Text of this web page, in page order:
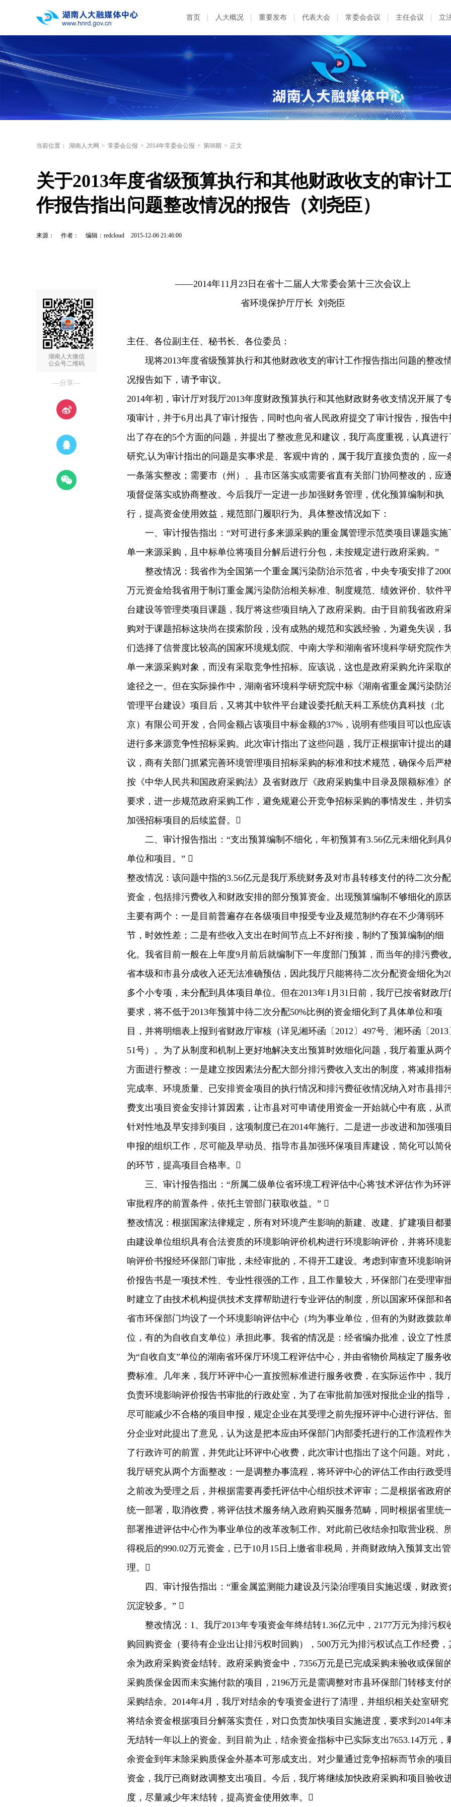
首页 人大概况 重要发布 代表大会 常委会会议 主任会议 立
当前位置： 湖南人大网 > 常委会公报 > 2014年常委会公报 > 第08期 > 正文
关于2013年度省级预算执行和其他财政收支的审计
作报告指出问题整改情况的报告（刘尧臣）
来源： 作者： 编辑：redcloud 2015-12-06 21:46:00
湖南人大微信
公众号二维码
—分享—
——2014年11月23日在省十二届人大常委会第十三次会议上
省环境保护厅厅长 刘尧臣
主任、各位副主任、秘书长、各位委员：
现将2013年度省级预算执行和其他财政收支的审计工作报告指出问题的整改
况报告如下，请予审议。
2014年初，审计厅对我厅2013年度财政预算执行和其他财政财务收支情况开展了
项审计，并于6月出具了审计报告，同时也向省人民政府提交了审计报告，报告中
出了存在的5个方面的问题，并提出了整改意见和建议，我厅高度重视，认真进行
研究,认为审计指出的问题是实事求是、客观中肯的，属于我厅直接负责的，应一
一条落实整改；需要市（州）、县市区落实或需要省直有关部门协同整改的，应
项督促落实或协商整改。今后我厅一定进一步加强财务管理，优化预算编制和执
行，提高资金使用效益，规范部门履职行为。具体整改情况如下：
一、审计报告指出：“对可进行多来源采购的重金属管理示范类项目课题实施
单一来源采购，且中标单位将项目分解后进行分包，未按规定进行政府采购。”
整改情况：我省作为全国第一个重金属污染防治示范省，中央专项安排了
万元资金给我省用于制订重金属污染防治相关标准、制度规范、绩效评价、软件
台建设等管理类项目课题，我厅将这些项目纳入了政府采购。由于目前我省政府
购对于课题招标这块尚在摸索阶段，没有成熟的规范和实践经验，为避免失误，
们选择了信誉度比较高的国家环境规划院、中南大学和湖南省环境科学研究院作
单一来源采购对象，而没有采取竞争性招标。应该说，这也是政府采购允许采取
途径之一。但在实际操作中，湖南省环境科学研究院中标《湖南省重金属污染防
管理平台建设》项目后，又将其中软件平台建设委托航天科工系统仿真科技（北
京）有限公司开发，合同金额占该项目中标金额的37%，说明有些项目可以也应该
进行多来源竞争性招标采购。此次审计指出了这些问题，我厅正根据审计提出的
议，商有关部门抓紧完善环境管理项目招标采购的标准和技术规范，确保今后严
按《中华人民共和国政府采购法》及省财政厅《政府采购集中目录及限额标准》
要求，进一步规范政府采购工作，避免规避公开竞争招标采购的事情发生，并切
加强招标项目的后续监督。
二、审计报告指出：“支出预算编制不细化，年初预算有3.56亿元未细化到具
单位和项目。” 
整改情况：该问题中指的3.56亿元是我厅系统财务及对市县转移支付的待二次分配
资金，包括排污费收入和财政安排的部分预算资金。出现预算编制不够细化的原因
主要有两个：一是目前普遍存在各级项目申报受专业及规范制约存在不少薄弱环
节，时效性差；二是有些收入支出在时间节点上不好衔接，制约了预算编制的细
化。我省目前一般在上年度9月前后就编制下一年度部门预算，而当年的排污费收
省本级和市县分成收入还无法准确预估，因此我厅只能将待二次分配资金细化为
多个小专项，未分配到具体项目单位。但在2013年1月31日前，我厅已按省财政厅
要求，将不低于2013年预算中待二次分配50%比例的资金细化到了具体单位和项
目，并将明细表上报到省财政厅审核（详见湘环函〔2012〕497号、湘环函〔2013
51号）。为了从制度和机制上更好地解决支出预算时效细化问题，我厅着重从两
方面进行整改：一是建立按因素法分配大部分排污费收入支出的制度，将减排指
完成率、环境质量、已安排资金项目的执行情况和排污费征收情况纳入对市县排
费支出项目资金安排计算因素，让市县对可申请使用资金一开始就心中有底，从
针对性地及早安排到项目，这项制度已在2014年施行。二是进一步改进和加强项目
申报的组织工作，尽可能及早动员、指导市县加强环保项目库建设，简化可以简
的环节，提高项目合格率。
三、审计报告指出：“所属二级单位省环境工程评估中心将'技术评估'作为环评
审批程序的前置条件，依托主管部门获取收益。” 
整改情况：根据国家法律规定，所有对环境产生影响的新建、改建、扩建项目都
由建设单位组织具有合法资质的环境影响评价机构进行环境影响评价，并将环境
响评价书报经环保部门审批，未经审批的，不得开工建设。考虑到审查环境影响
价报告书是一项技术性、专业性很强的工作，且工作量较大，环保部门在受理审
时建立了由技术机构提供技术支撑帮助进行专业评估的制度，所以国家环保部和
省市环保部门均设了一个环境影响评估中心（均为事业单位，但有的为财政拨款
位，有的为自收自支单位）承担此事。我省的情况是：经省编办批准，设立了性
为“自收自支”单位的湖南省环保厅环境工程评估中心，并由省物价局核定了服务收
费标准。几年来，我厅环评中心一直按照标准进行服务收费，在实际运作中，我
负责环境影响评价报告书审批的行政处室，为了在审批前加强对报批企业的指导，
尽可能减少不合格的项目申报，规定企业在其受理之前先报环评中心进行评估。
分企业对此提出了意见，认为这是把本应由环保部门内部委托进行的工作流程作
了行政许可的前置，并凭此让环评中心收费，此次审计也指出了这个问题。对此，
我厅研究从两个方面整改：一是调整办事流程，将环评中心的评估工作由行政受
之前改为受理之后，并根据需要再委托评估中心组织技术评审；二是根据省政府
统一部署，取消收费，将评估技术服务纳入政府购买服务范畴，同时根据省里统
部署推进评估中心作为事业单位的改革改制工作。对此前已收结余扣取营业税、
得税后的990.02万元资金，已于10月15日上缴省非税局，并商财政纳入预算支出管
理。
四、审计报告指出：“重金属监测能力建设及污染治理项目实施迟缓，财政资
沉淀较多。” 
整改情况：1、我厅2013年专项资金年终结转1.36亿元中，2177万元为排污权
购回购资金（要待有企业出让排污权时回购），500万元为排污权试点工作经费，
余为政府采购资金结转。政府采购资金中，7356万元是已完成采购未验收或保留
采购质保金因而未实施付款的项目，2196万元是需调整对市县环保部门转移支付
采购结余。2014年4月，我厅对结余的专项资金进行了清理，并组织相关处室研究
将结余资金根据项目分解落实责任，对口负责加快项目实施进度，要求到2014年
无结转一年以上的资金。到目前为止，结余资金指标中已实际支出7653.14万元，
余资金到年末除采购质保金外基本可形成支出。对少量通过竞争招标而节余的项目
资金，我厅已商财政调整支出项目。今后，我厅将继续加快政府采购和项目验收
度，尽量减少年末结转，提高资金使用效率。